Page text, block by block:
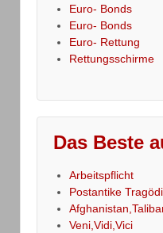
Euro- Bonds
Euro- Bonds
Euro- Rettung
Rettungsschirme
Das Beste
Arbeitspflicht
Postantike
Veni,Vidi,Vici